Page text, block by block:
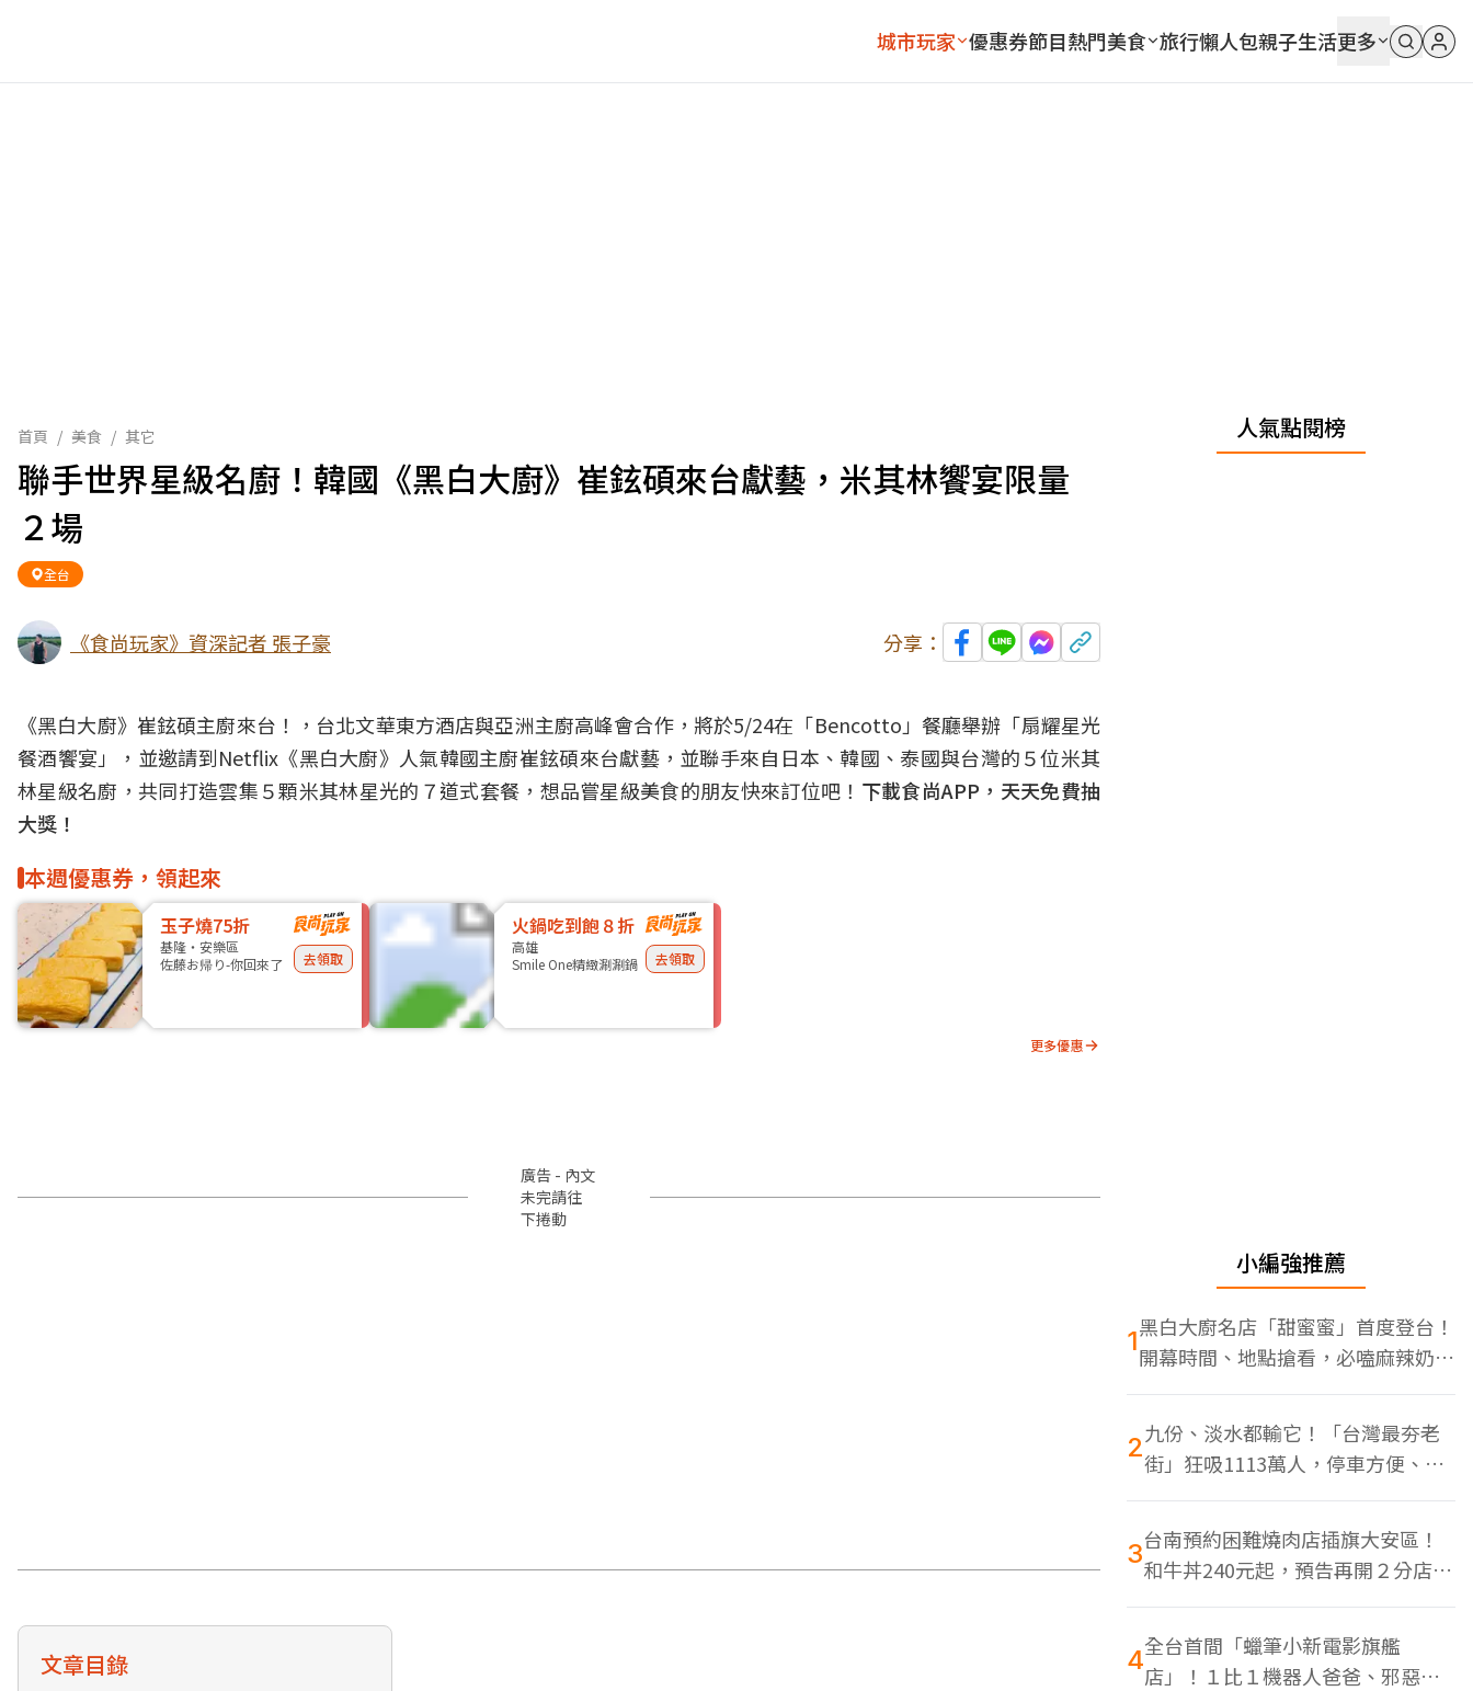
城市玩家 優惠券節目熱門美食 旅行懶人包親子生活更多
首頁 / 美食 / 其它
聯手世界星級名廚！韓國《黑白大廚》崔鉉碩來台獻藝，米其林饗宴限量
２場
全台
《食尚玩家》資深記者 張子豪 分享：
《黑白大廚》崔鉉碩主廚來台！，台北文華東方酒店與亞洲主廚高峰會合作，將於5/24在「Bencotto」餐廳舉辦「扇耀星光
餐酒饗宴」，並邀請到Netflix《黑白大廚》人氣韓國主廚崔鉉碩來台獻藝，並聯手來自日本、韓國、泰國與台灣的５位米其
林星級名廚，共同打造雲集５顆米其林星光的７道式套餐，想品嘗星級美食的朋友快來訂位吧！ 下載食尚APP，天天免費抽
大獎！
本週優惠券，領起來
玉子燒75折
基隆・安樂區
佐藤お帰り-你回來了
去領取
火鍋吃到飽８折
高雄
Smile One精緻涮涮鍋
去領取
更多優惠
廣告 - 內文
未完請往
下捲動
文章目錄
人氣點閱榜
小編強推薦
1黑白大廚名店「甜蜜蜜」首度登台！
開幕時間、地點搶看，必嗑麻辣奶油
蝦
2九份、淡水都輸它！「台灣最夯老
街」狂吸1113萬人，停車方便、特
色美食多
3台南預約困難燒肉店插旗大安區！
和牛丼240元起，預告再開２分店、
地點曝光
4全台首間「蠟筆小新電影旗艦
店」！１比１機器人爸爸、邪惡正